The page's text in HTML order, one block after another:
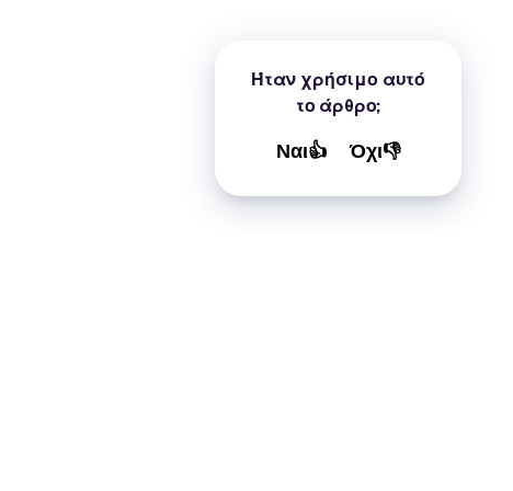
Ήταν χρήσιμο αυτό
το άρθρο;
Ναι👍 Όχι👎